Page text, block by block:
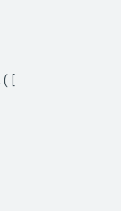
([